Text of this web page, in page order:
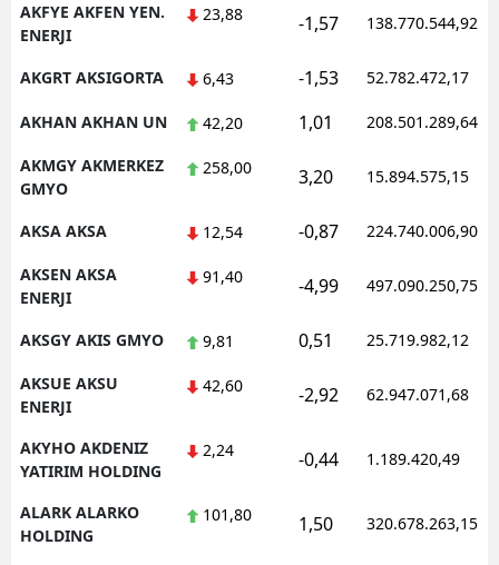
AKFYE AKFEN YEN.
ENERJI
23,88 -1,57 138.770.544,92
AKGRT AKSIGORTA 6,43 -1,53 52.782.472,17
AKHAN AKHAN UN 42,20 1,01 208.501.289,64
AKMGY AKMERKEZ
GMYO
258,00 3,20 15.894.575,15
AKSA AKSA 12,54 -0,87 224.740.006,90
AKSEN AKSA
ENERJI
91,40 -4,99 497.090.250,75
AKSGY AKIS GMYO 9,81 0,51 25.719.982,12
AKSUE AKSU
ENERJI
42,60 -2,92 62.947.071,68
AKYHO AKDENIZ
YATIRIM HOLDING
2,24 -0,44 1.189.420,49
ALARK ALARKO
HOLDING
101,80 1,50 320.678.263,15